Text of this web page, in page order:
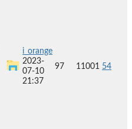
i_orange
2023-
07-10
21:37
97 11001 54